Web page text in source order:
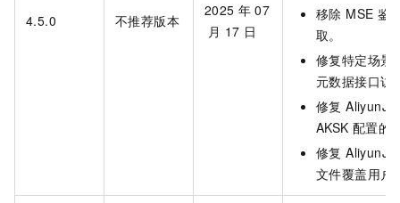
4.5.0 不推荐版本
2025 年 07
月 17 日
移除 MSE 鉴
取。
修复特定场景
元数据接口访
修复
AKSK 配置的
修复
文件覆盖用户